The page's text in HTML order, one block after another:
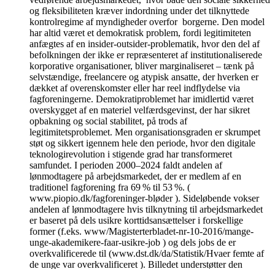
og fleksibiliteten kræver indordning under det tilknyttede
kontrolregime af myndigheder overfor borgerne. Den model
har altid været et demokratisk problem, fordi legitimiteten
anfægtes af en insider-outsider-problematik, hvor den del af
befolkningen der ikke er repræsenteret af institutionaliserede
korporative organisationer, bliver marginaliseret – tænk på
selvstændige, freelancere og atypisk ansatte, der hverken er
dækket af overenskomster eller har reel indflydelse via
fagforeningerne. Demokratiproblemet har imidlertid været
overskygget af en materiel velfærdsgevinst, der har sikret
opbakning og social stabilitet, på trods af
legitimitetsproblemet. Men organisationsgraden er skrumpet
støt og sikkert igennem hele den periode, hvor den digitale
teknologirevolution i stigende grad har transformeret
samfundet. I perioden 2000–2024 faldt andelen af
lønmodtagere på arbejdsmarkedet, der er medlem af en
traditionel fagforening fra 69 % til 53 %. (
www.piopio.dk/fagforeninger-bløder ). Sideløbende vokser
andelen af lønmodtagere hvis tilknytning til arbejdsmarkedet
er baseret på dels usikre korttidsansættelser i forskellige
former (f.eks. www/Magisterterbladet-nr-10-2016/mange-
unge-akademikere-faar-usikre-job ) og dels jobs de er
overkvalificerede til (www.dst.dk/da/Statistik/Hvaer femte af
de unge var overkvalificeret ). Billedet understøtter den